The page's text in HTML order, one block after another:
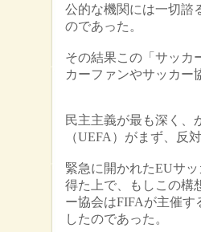
公的な機関には一切諮
のであった。
その結果この「サッカ
カーファンやサッカー
民主主義が最も深く、
（UEFA）がまず、反
緊急に開かれたEUサ
得た上で、もしこの構
ー協会はFIFAが主催
したのであった。